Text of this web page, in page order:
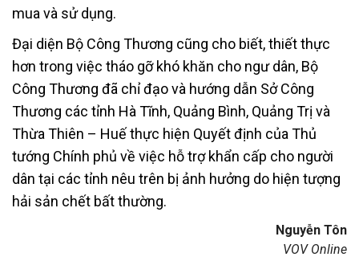
mua và sử dụng.
Đại diện Bộ Công Thương cũng cho biết, thiết thực
hơn trong việc tháo gỡ khó khăn cho ngư dân, Bộ
Công Thương đã chỉ đạo và hướng dẫn Sở Công
Thương các tỉnh Hà Tĩnh, Quảng Bình, Quảng Trị và
Thừa Thiên – Huế thực hiện Quyết định của Thủ
tướng Chính phủ về việc hỗ trợ khẩn cấp cho người
dân tại các tỉnh nêu trên bị ảnh hưởng do hiện tượng
hải sản chết bất thường.
Nguyễn Tôn
VOV Online